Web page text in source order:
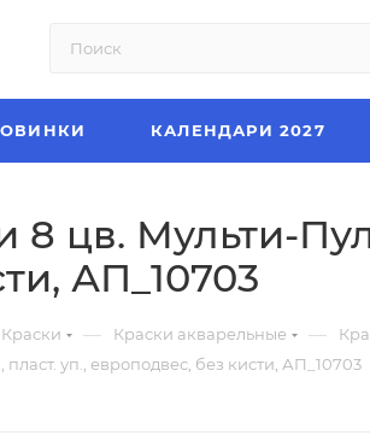
КАЛЕНДАРИ 2027
цв. Мульти-
АП_10703
Краски — Краски акварельные —
уп., европодвес, без кисти, АП_10703